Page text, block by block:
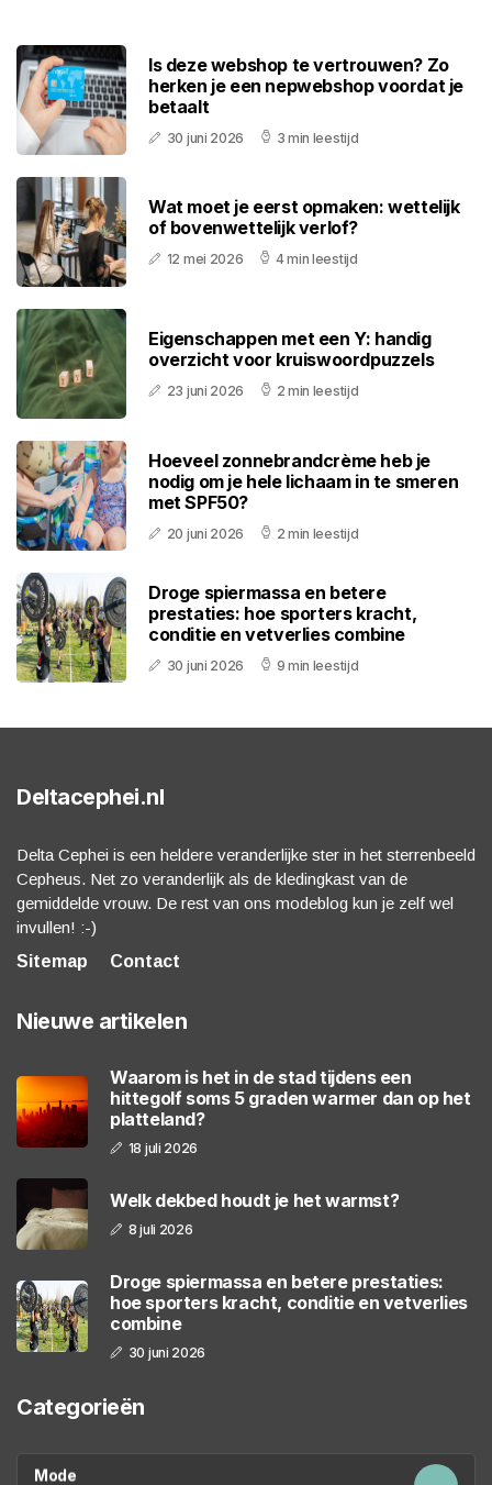
Is deze webshop te vertrouwen? Zo
herken je een nepwebshop voordat je
betaalt
30 juni 2026 3 min leestijd
Wat moet je eerst opmaken: wettelijk
of bovenwettelijk verlof?
12 mei 2026 4 min leestijd
Eigenschappen met een Y: handig
overzicht voor kruiswoordpuzzels
23 juni 2026 2 min leestijd
Hoeveel zonnebrandcrème heb je
nodig om je hele lichaam in te smeren
met SPF50?
20 juni 2026 2 min leestijd
Droge spiermassa en betere
prestaties: hoe sporters kracht,
conditie en vetverlies combine
30 juni 2026 9 min leestijd
Deltacephei.nl
Delta Cephei is een heldere veranderlijke ster in het sterrenbeeld
Cepheus. Net zo veranderlijk als de kledingkast van de
gemiddelde vrouw. De rest van ons modeblog kun je zelf wel
invullen! :-)
Sitemap
Contact
Nieuwe artikelen
Waarom is het in de stad tijdens een
hittegolf soms 5 graden warmer dan op het
platteland?
18 juli 2026
Welk dekbed houdt je het warmst?
8 juli 2026
Droge spiermassa en betere prestaties:
hoe sporters kracht, conditie en vetverlies
combine
30 juni 2026
Categorieën
Mode